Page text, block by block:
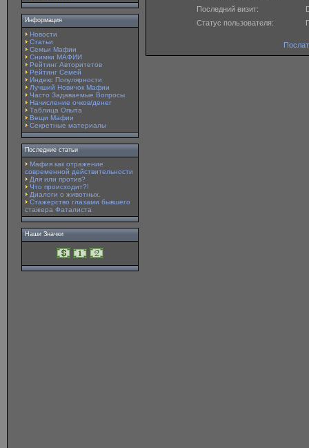
Информация
Новости
Статьи
Семьи Мафии
Снимки МАФИИ
Рейтинг Авторитетов
Рейтинг Семей
Индекс Популярности
Лучший Новичок Мафии
Часто Задаваемые Вопросы
Начисление очков/денег
Таблица Опыта
Вещи Мафии
Секретные материалы
Последние статьи
Мафия как отражение
современной действительности
Для или против?
Что происходит?!
Диалоги о животных.
Стажерство глазами бывшего
стажера Фаталиста
Наши Значки
Последний визит:
Статус пользователя: